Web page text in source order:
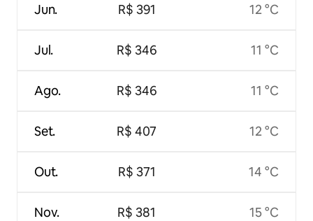
Jun.
Jul.
Ago.
Set.
Out.
Nov.
R$ 391
R$ 346
R$ 346
R$ 407
R$ 371
R$ 381
12 °C
11 °C
11 °C
12 °C
14 °C
15 °C